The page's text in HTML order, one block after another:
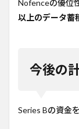
Nofenceの優位
以上のデータ蓄
今後の
Series Bの資金